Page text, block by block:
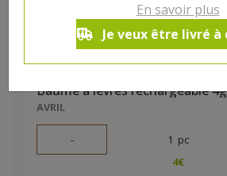
En savoir plus
Je veux être livré à
AVRIL
- 1 pc
4€